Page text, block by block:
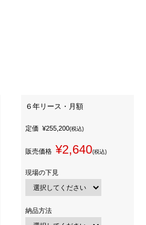
６年リース・月額
定価 ¥255,200(税込)
販売価格 ¥2,640(税込)
現場の下見
納品方法